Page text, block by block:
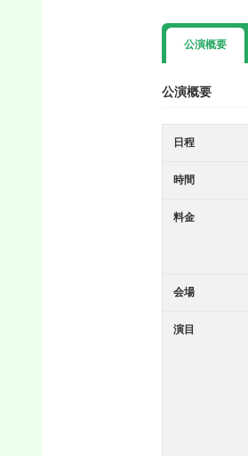
公演概要
公演概要
日程
時間
料金
会場
演目